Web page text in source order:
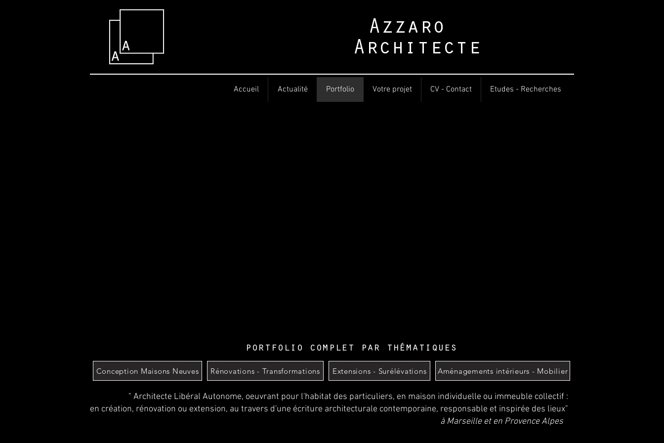
Architecte
Azzaro
Accueil Actualité Portfolio Votre projet CV - Contact Etudes - Recherches
portfolio complet par thématiques
Conception Maisons Neuves Rénovations - Transformations Extensions - Surélévations Aménagements intérieurs - Mobilier
" Architecte Libéral Autonome, oeuvrant pour l'habitat des particuliers, en maison individuelle ou immeuble collectif :
en création, rénovation ou extension, au travers d'une écriture architecturale contemporaine, responsable et inspirée des lieux"
à Marseille et en Provence Alpes